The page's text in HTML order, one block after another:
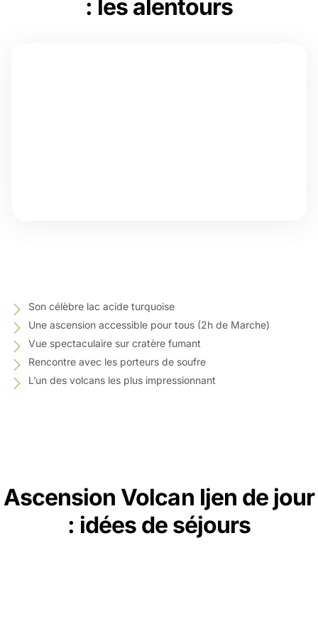
: les alentours
Son célèbre lac acide turquoise
Une ascension accessible pour tous (2h de Marche)
Vue spectaculaire sur cratère fumant
Rencontre avec les porteurs de soufre
L’un des volcans les plus impressionnant
Ascension Volcan Ijen de jour
: idées de séjours